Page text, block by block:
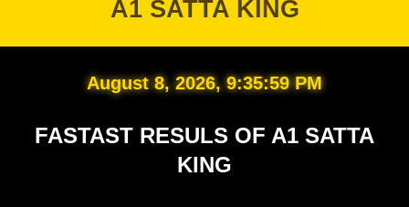
A1 SATTA KING
August 8, 2026, 9:36:00 PM
FASTAST RESULS OF A1 SATTA
KING